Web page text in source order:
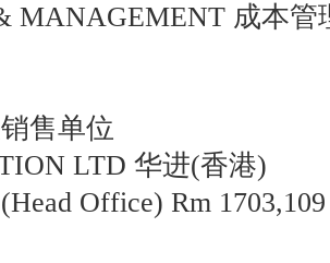
MANAGEMENT 成本管
售单位
LTD 华进(香港)
Office) Rm